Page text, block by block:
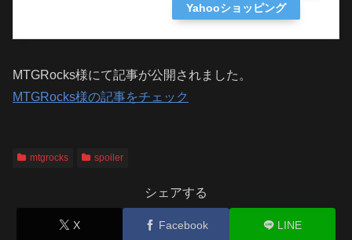
Yahooショッピング
MTGRocks様にて記事が公開されました。
MTGRocks様の記事をチェック
mtgrocks spoiler
シェアする
X Facebook LINE